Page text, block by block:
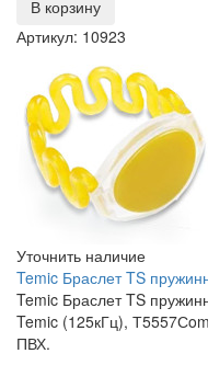
В корзину
Артикул: 10923
Уточнить наличие
Temic Браслет TS
Temic Браслет TS
Temic (125кГц),
ПВХ.